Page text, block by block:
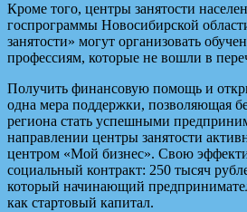
Кроме того, центры занятости
госпрограммы Новосибирской
занятости» могут организовать
профессиям, которые не вошли в
Получить финансовую помощь и
одна мера поддержки, позволяющая
региона стать успешными
направлении центры занятости
центром «Мой бизнес». Свою
социальный контракт: 250 тысяч
который начинающий
как стартовый капитал.